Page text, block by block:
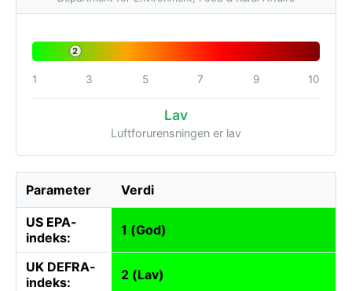
2
1 3 5 7 9 10
Lav
Luftforurensningen er lav
Parameter Verdi
US EPA-
indeks:
1 (God)
UK DEFRA-
indeks:
2 (Lav)